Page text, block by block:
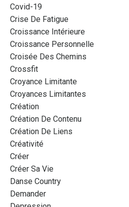
Covid-19
Crise De Fatigue
Croissance Intérieure
Croissance Personnelle
Croisée Des Chemins
Crossfit
Croyance Limitante
Croyances Limitantes
Création
Création De Contenu
Création De Liens
Créativité
Créer
Créer Sa Vie
Danse Country
Demander